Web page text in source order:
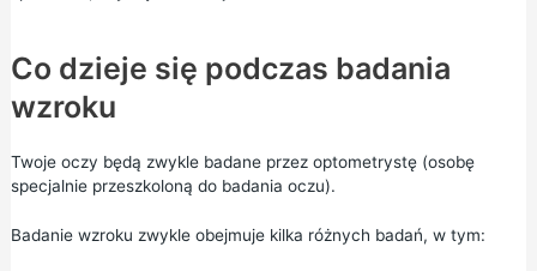
Co dzieje się podczas badania
wzroku
Twoje oczy będą zwykle badane przez optometrystę (osobę
specjalnie przeszkoloną do badania oczu).
Badanie wzroku zwykle obejmuje kilka różnych badań, w tym: